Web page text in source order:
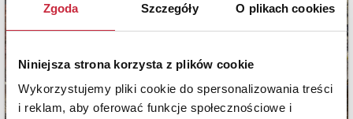
Zgoda Szczegóły O plikach cookies
Niniejsza strona korzysta z plików cookie
Wykorzystujemy pliki cookie do spersonalizowania treści
i reklam, aby oferować funkcje społecznościowe i